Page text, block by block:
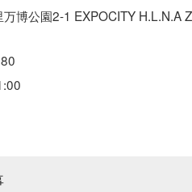
博公園2-1 EXPOCITY H.L.N.A